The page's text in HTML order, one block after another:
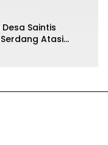
Saintis
Atasi